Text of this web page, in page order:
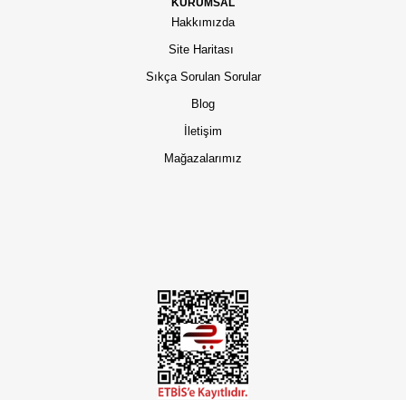
KURUMSAL
Hakkımızda
Site Haritası
Sıkça Sorulan Sorular
Blog
İletişim
Mağazalarımız